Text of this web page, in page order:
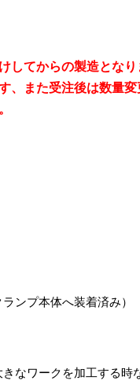
てからの製造となり
、また受注後は数量
ンプ本体へ装着済み）
なワークを加工する時